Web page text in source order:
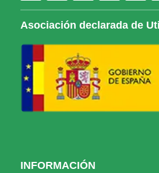
Asociación declarada de
INFORMACIÓN